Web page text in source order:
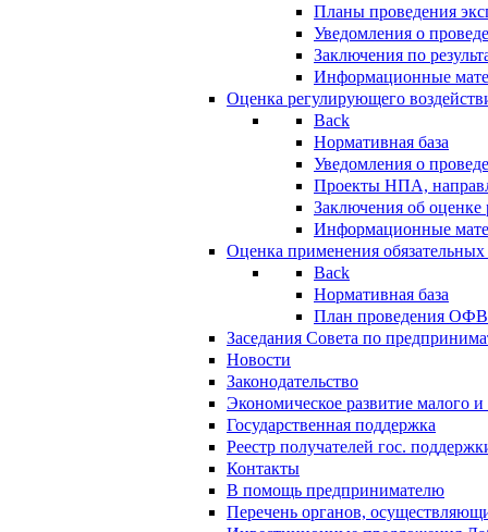
Планы проведения
Уведомления о
Заключения по
Информационные
Оценка регулирующего
Back
Нормативная база
Уведомления о
Проекты НПА,
Заключения об
Информационные
Оценка применения
Back
Нормативная база
План проведения
Заседания Совета по
Новости
Законодательство
Экономическое развитие малого и
Государственная поддержка
Реестр получателей гос.
Контакты
В помощь предпринимателю
Перечень органов,